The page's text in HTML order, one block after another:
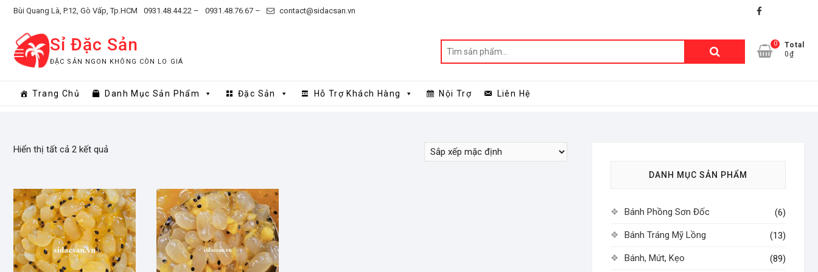
Skip
content
Bùi Quang Là, P.12, Gò Vấp, Tp.HCM 0931.48.44.22 – 0931.48.76.67 – contact@sidacsan.vn facebook
Sỉ Đặc Sản
ĐẶC SẢN NGON KHÔNG CÒN LO GIÁ
0
Total
0₫
Trang Chủ Danh Mục Sản Phẩm Đặc Sản Hỗ Trợ Khách Hàng Nội Trợ Liên Hệ
Hiển thị tất cả 2 kết quả
DANH MỤC SẢN PHẨM
Bánh Phồng Sơn Đốc (6)
Bánh Tráng Mỹ Lồng (13)
Bánh, Mứt, Kẹo (89)